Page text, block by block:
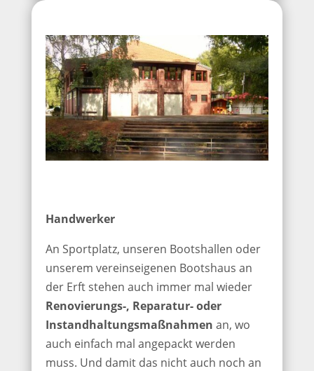
Handwerker
An Sportplatz, unseren Bootshallen oder
unserem vereinseigenen Bootshaus an
der Erft stehen auch immer mal wieder
Renovierungs-, Reparatur- oder
Instandhaltungsmaßnahmen an, wo
auch einfach mal angepackt werden
muss. Und damit das nicht auch noch an